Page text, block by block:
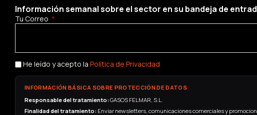
Información semanal sobre el sector en su bandeja de
Tu Correo
He leído y acepto la Política de Privacidad
INFORMACIÓN BÁSICA SOBRE PROTECCIÓN DE DATOS
Responsable del tratamiento:GASOS FELMAR, S.L.
Finalidad del tratamiento: Enviar newsletters, comunicaciones comerciales y